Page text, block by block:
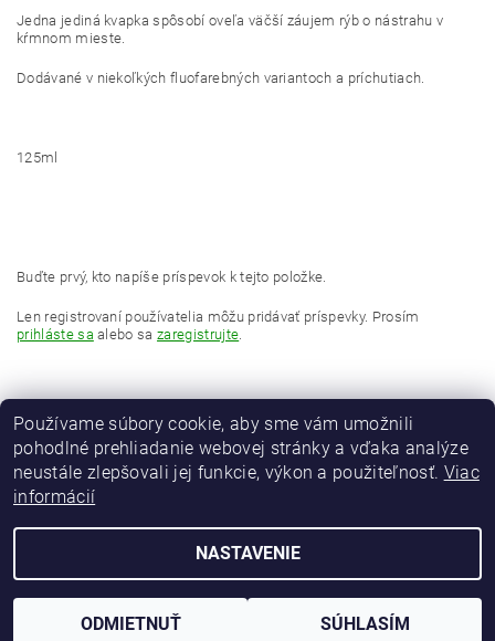
Jedna jediná kvapka spôsobí oveľa väčší záujem rýb o nástrahu v
kŕmnom mieste.
Dodávané v niekoľkých fluofarebných variantoch a príchutiach.
125ml
Buďte prvý, kto napíše príspevok k tejto položke.
Len registrovaní používatelia môžu pridávať príspevky. Prosím
prihláste sa alebo sazaregistrujte.
2026 © maver-fishing.sk, všetky práva vyhradené
Používame súbory cookie, aby sme vám umožnili
pohodlné prehliadanie webovej stránky a vďaka analýze
neustále zlepšovali jej funkcie, výkon a použiteľnosť. Viac
informácií
NASTAVENIE
ODMIETNUŤ SÚHLASÍM